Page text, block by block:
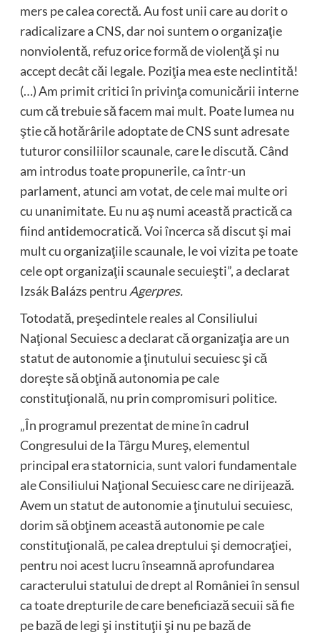
mers pe calea corectă. Au fost unii care au dorit o
radicalizare a CNS, dar noi suntem o organizaţie
nonviolentă, refuz orice formă de violenţă şi nu
accept decât căi legale. Poziţia mea este neclintită!
(…) Am primit critici în privinţa comunicării interne
cum că trebuie să facem mai mult. Poate lumea nu
ştie că hotărârile adoptate de CNS sunt adresate
tuturor consiliilor scaunale, care le discută. Când
am introdus toate propunerile, ca într-un
parlament, atunci am votat, de cele mai multe ori
cu unanimitate. Eu nu aş numi această practică ca
fiind antidemocratică. Voi încerca să discut şi mai
mult cu organizaţiile scaunale, le voi vizita pe toate
cele opt organizaţii scaunale secuieşti”, a declarat
Izsák Balázs pentru Agerpres.
Totodată, preşedintele reales al Consiliului
Naţional Secuiesc a declarat că organizaţia are un
statut de autonomie a ţinutului secuiesc şi că
doreşte să obţină autonomia pe cale
constituţională, nu prin compromisuri politice.
„În programul prezentat de mine în cadrul
Congresului de la Târgu Mureş, elementul
principal era statornicia, sunt valori fundamentale
ale Consiliului Naţional Secuiesc care ne dirijează.
Avem un statut de autonomie a ţinutului secuiesc,
dorim să obţinem această autonomie pe cale
constituţională, pe calea dreptului şi democraţiei,
pentru noi acest lucru înseamnă aprofundarea
caracterului statului de drept al României în sensul
ca toate drepturile de care beneficiază secuii să fie
pe bază de legi şi instituţii şi nu pe bază de